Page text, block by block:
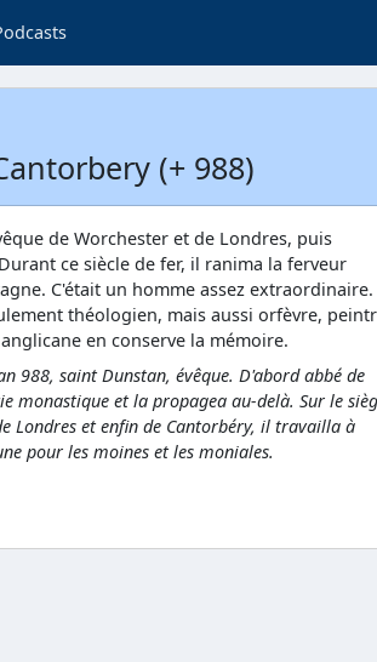
(+ 988)
de Worchester et de Londres, puis
ce siècle de fer, il ranima la ferveur
C'était un homme assez extraordinaire.
théologien, mais aussi orfèvre,
en conserve la mémoire.
988, saint Dunstan, évêque. D'abord abbé de
monastique et la propagea au-delà. Sur le
Londres et enfin de Cantorbéry, il travailla à
pour les moines et les moniales.